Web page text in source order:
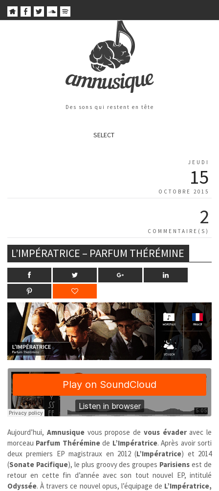
Des sons qui restent en tête
SELECT
JEUDI
15
OCTOBRE 2015
2
COMMENTAIRE(S)
L’IMPÉRATRICE – PARFUM THÉRÉMINE
Aujourd’hui, Amnusiquevous propose de vous évaderavec le
morceau Parfum Théréminede L’Impératrice. Après avoir sorti
deux premiers EP magistraux en 2012 (L’Impératrice) et 2014
(Sonate Pacifique), le plus groovy des groupes Parisiens est de
retour en cette fin d’année avec son tout nouvel EP, intitulé
Odyssée. À travers ce nouvel opus, l’équipage de L’Impératrice,